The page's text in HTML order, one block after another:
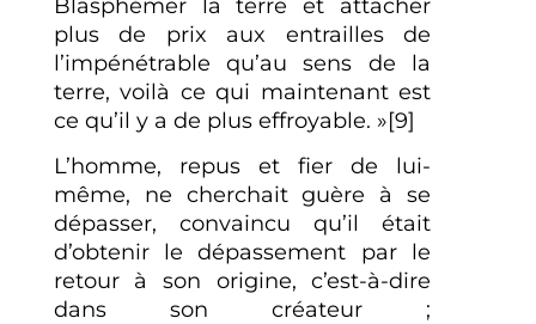
Blasphémer la terre et attacher
plus de prix aux entrailles de
l’impénétrable qu’au sens de la
terre, voilà ce qui maintenant est
ce qu’il y a de plus effroyable. »[9]
L’homme, repus et fier de lui-
même, ne cherchait guère à se
dépasser, convaincu qu’il était
d’obtenir le dépassement par le
retour à son origine, c’est-à-dire
dans son créateur ;